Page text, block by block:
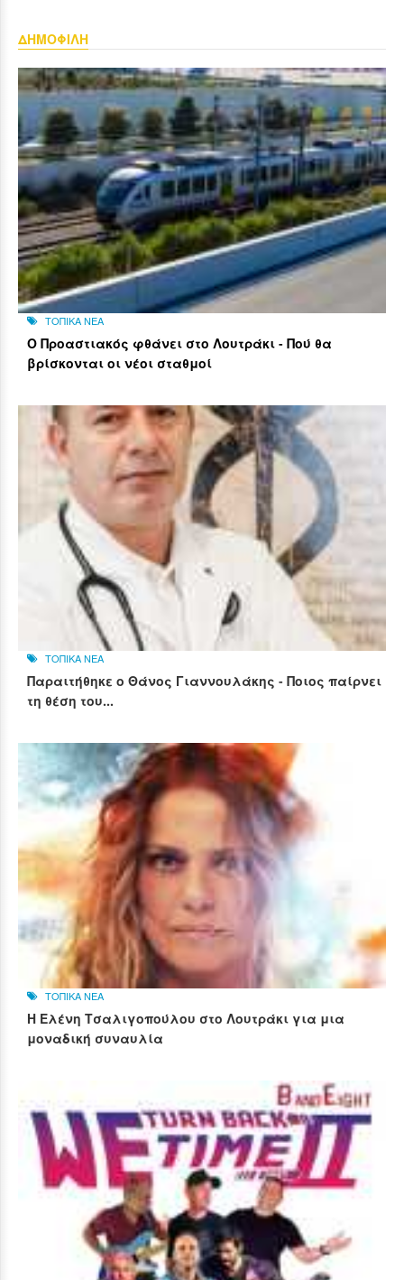
ΔΗΜΟΦΙΛΗ
ΤΟΠΙΚΑ ΝΕΑ
Ο Προαστιακός φθάνει στο Λουτράκι - Πού θα
βρίσκονται οι νέοι σταθμοί
ΤΟΠΙΚΑ ΝΕΑ
Παραιτήθηκε ο Θάνος Γιαννουλάκης - Ποιος παίρνει
τη θέση του...
ΤΟΠΙΚΑ ΝΕΑ
Η Ελένη Τσαλιγοπούλου στο Λουτράκι για μια
μοναδική συναυλία